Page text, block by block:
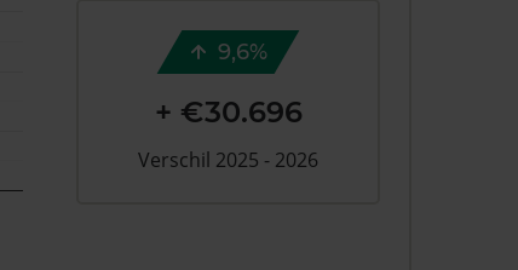
9,6%
+ €30.696
Verschil 2025 - 2026